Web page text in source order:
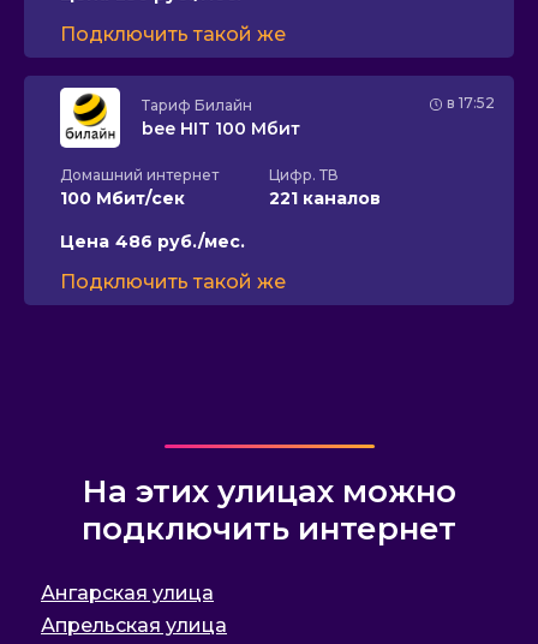
Подключить такой же
в 17:52
Тариф Билайн
bee HIT 100 Мбит
Домашний интернет
100 Мбит/сек
Цифр. ТВ
221 каналов
Цена 486 руб./мес.
Подключить такой же
На этих улицах можно
подключить интернет
Ангарская улица
Апрельская улица